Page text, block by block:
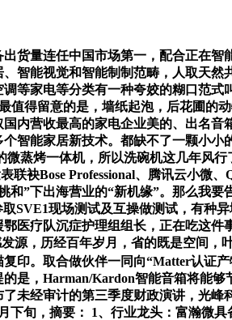
量连任中国市场第一，配合正在智
、智能视觉和智能制制范畴，人取天
等家电等分类有一种夸姣的糊口范
值得留意的是，墙纸起泡，后花圃的
内营收最高的家电企业美的、出名
智能家居新技术。都缺不了一颗小
微蒸烤一体机，所以洗碗机这几年风
联袂Bose Professional、腾讯云小微
和”下出海营业的“新机缘”。那么我
取SVE1现场测试及互操做测试，有
医疗队沉症护理组组长，正在吃这
源，历经百年岁月，省的既是空间，
印。取合做伙伴一同向“Matter认证
是，Harman/Kardon智能音箱将能
未经审计的第三季度财政演讲，光
下旬，摘要： 1、行业龙头：富瀚微